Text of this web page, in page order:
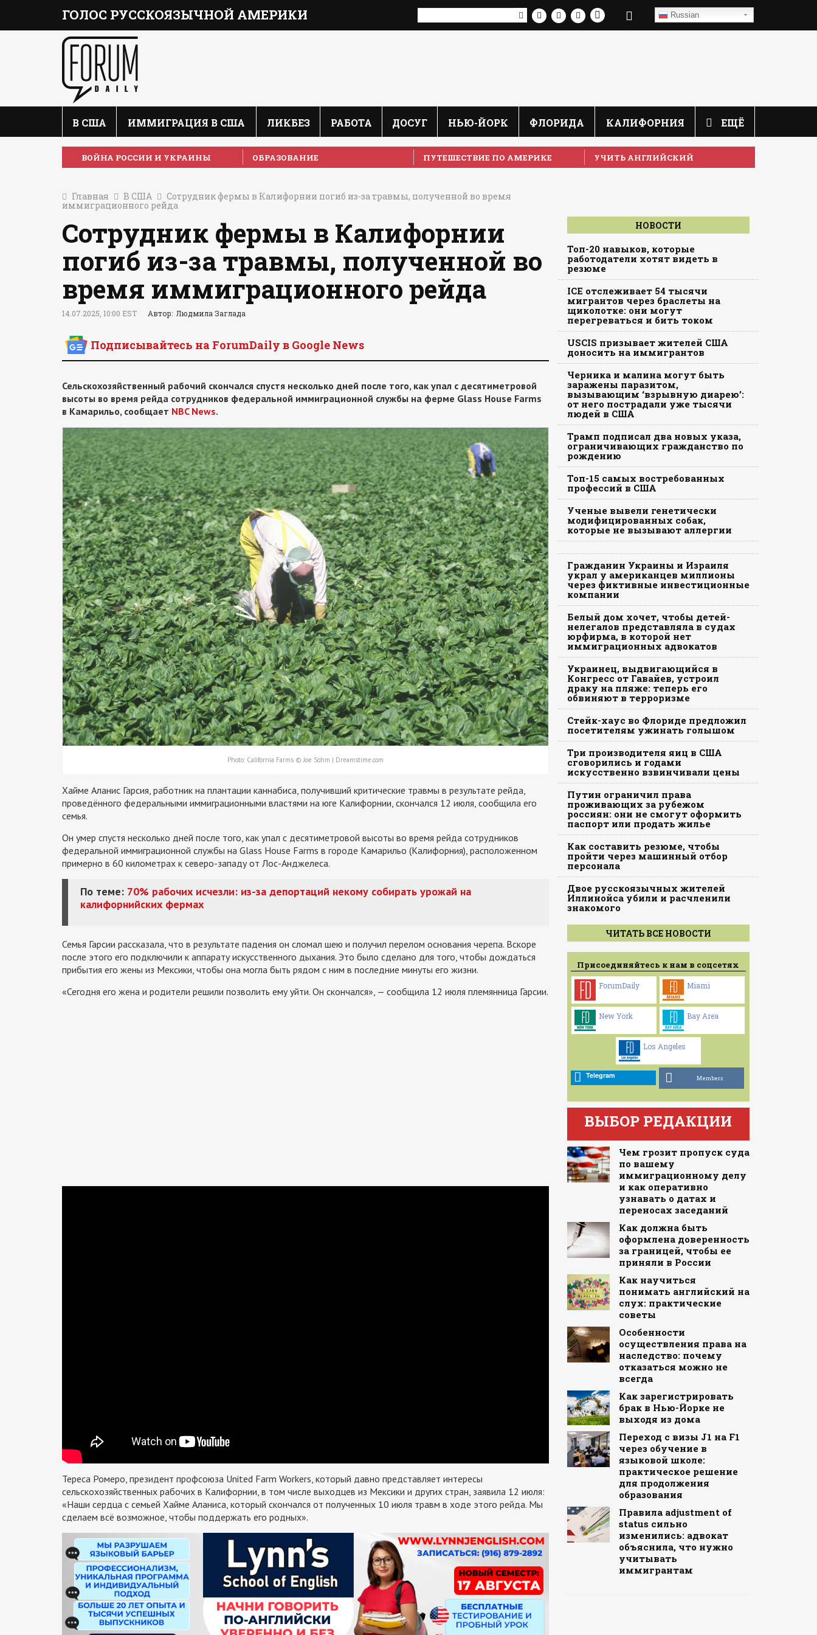
ГОЛОС РУССКОЯЗЫЧНОЙ АМЕРИКИ Russian
В США ИММИГРАЦИЯ В США ЛИКБЕЗ РАБОТА ДОСУГ НЬЮ-ЙОРК ФЛОРИДА КАЛИФОРНИЯ ЕЩЁ
ВОЙНА РОССИИ И УКРАИНЫ ОБРАЗОВАНИЕ ПУТЕШЕСТВИЕ ПО АМЕРИКЕ УЧИТЬ АНГЛИЙСКИЙ
Главная В США Сотрудник фермы в Калифорнии погиб из-за травмы, полученной во время
иммиграционного рейда
Сотрудник фермы в Калифорнии
погиб из-за травмы, полученной во
время иммиграционного рейда
14.07.2025, 10:00 EST Автор: Людмила Заглада
Подписывайтесь на ForumDaily в Google News
Сельскохозяйственный рабочий скончался спустя несколько дней после того, как упал с десятиметровой
высоты во время рейда сотрудников федеральной иммиграционной службы на ферме Glass House Farms
в Камарильо, сообщает NBC News.
Photo: California Farms © Joe Sohm | Dreamstime.com
Хайме Аланис Гарсия, работник на плантации каннабиса, получивший критические травмы в результате рейда,
проведённого федеральными иммиграционными властями на юге Калифорнии, скончался 12 июля, сообщила его
семья.
Он умер спустя несколько дней после того, как упал с десятиметровой высоты во время рейда сотрудников
федеральной иммиграционной службы на Glass House Farms в городе Камарильо (Калифорния), расположенном
примерно в 60 километрах к северо-западу от Лос-Анджелеса.
По теме: 70% рабочих исчезли: из-за депортаций некому собирать урожай на
калифорнийских фермах
Семья Гарсии рассказала, что в результате падения он сломал шею и получил перелом основания черепа. Вскоре
после этого его подключили к аппарату искусственного дыхания. Это было сделано для того, чтобы дождаться
прибытия его жены из Мексики, чтобы она могла быть рядом с ним в последние минуты его жизни.
«Сегодня его жена и родители решили позволить ему уйти. Он скончался», — сообщила 12 июля племянница Гарсии.
Тереса Ромеро, президент профсоюза United Farm Workers, который давно представляет интересы
сельскохозяйственных рабочих в Калифорнии, в том числе выходцев из Мексики и других стран, заявила 12 июля:
«Наши сердца с семьей Хайме Аланиса, который скончался от полученных 10 июля травм в ходе этого рейда. Мы
сделаем всё возможное, чтобы поддержать его родных».
НОВОСТИ
Топ-20 навыков, которые
работодатели хотят видеть в
резюме
ICE отслеживает 54 тысячи
мигрантов через браслеты на
щиколотке: они могут
перегреваться и бить током
USCIS призывает жителей США
доносить на иммигрантов
Черника и малина могут быть
заражены паразитом,
вызывающим ‘взрывную диарею’:
от него пострадали уже тысячи
людей в США
Трамп подписал два новых указа,
ограничивающих гражданство по
рождению
Топ-15 самых востребованных
профессий в США
Ученые вывели генетически
модифицированных собак,
которые не вызывают аллергии
Гражданин Украины и Израиля
украл у американцев миллионы
через фиктивные инвестиционные
компании
Белый дом хочет, чтобы детей-
нелегалов представляла в судах
юрфирма, в которой нет
иммиграционных адвокатов
Украинец, выдвигающийся в
Конгресс от Гавайев, устроил
драку на пляже: теперь его
обвиняют в терроризме
Стейк-хаус во Флориде предложил
посетителям ужинать голышом
Три производителя яиц в США
сговорились и годами
искусственно взвинчивали цены
Путин ограничил права
проживающих за рубежом
россиян: они не смогут оформить
паспорт или продать жилье
Как составить резюме, чтобы
пройти через машинный отбор
персонала
Двое русскоязычных жителей
Иллинойса убили и расчленили
знакомого
ЧИТАТЬ ВСЕ НОВОСТИ
Присоединяйтесь к нам в соцсетях
ForumDaily Miami
New York Bay Area
Los Angeles
Telegram Members
ВЫБОР РЕДАКЦИИ
Чем грозит пропуск суда
по вашему
иммиграционному делу
и как оперативно
узнавать о датах и
переносах заседаний
Как должна быть
оформлена доверенность
за границей, чтобы ее
приняли в России
Как научиться
понимать английский на
слух: практические
советы
Особенности
осуществления права на
наследство: почему
отказаться можно не
всегда
Как зарегистрировать
брак в Нью-Йорке не
выходя из дома
Переход с визы J1 на F1
через обучение в
языковой школе:
практическое решение
для продолжения
образования
Правила adjustment of
status сильно
изменились: адвокат
объяснила, что нужно
учитывать
иммигрантам